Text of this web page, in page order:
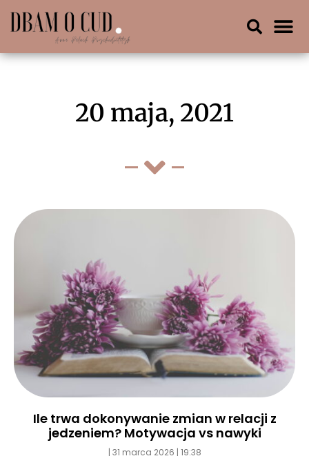
20 maja, 2021
Ile trwa dokonywanie zmian w relacji z
jedzeniem? Motywacja vs nawyki
31 marca 2026 19:38